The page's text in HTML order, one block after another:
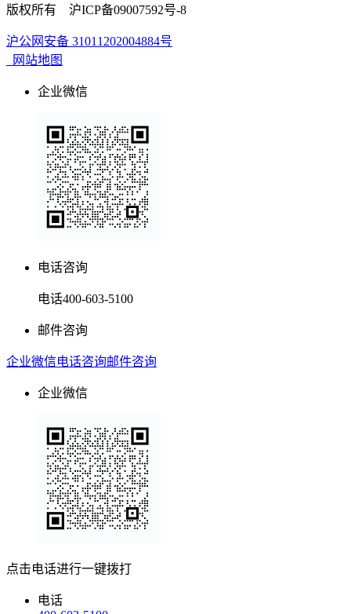
版权所有 沪ICP备09007592号-8
沪公网安备 31011202004884号
网站地图
企业微信
电话咨询
电话400-603-5100
邮件咨询
企业微信电话咨询邮件咨询
企业微信
点击电话进行一键拨打
电话